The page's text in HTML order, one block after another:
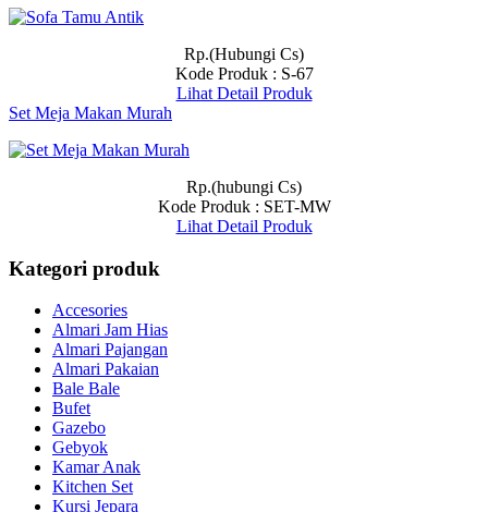
Rp.(Hubungi Cs)
Kode Produk : S-67
Lihat Detail Produk
Set Meja Makan Murah
Rp.(hubungi Cs)
Kode Produk : SET-MW
Lihat Detail Produk
Kategori produk
Accesories
Almari Jam Hias
Almari Pajangan
Almari Pakaian
Bale Bale
Bufet
Gazebo
Gebyok
Kamar Anak
Kitchen Set
Kursi Jepara